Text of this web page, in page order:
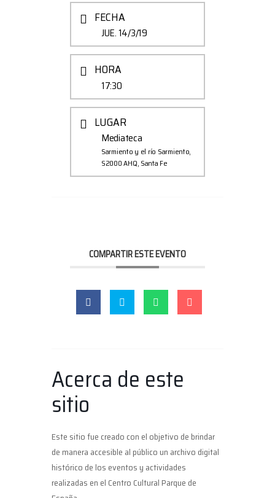
FECHA
JUE. 14/3/19
HORA
17:30
LUGAR
Mediateca
Sarmiento y el río Sarmiento,
S2000 AHQ, Santa Fe
COMPARTIR ESTE EVENTO
Acerca de este
sitio
Este sitio fue creado con el objetivo de brindar
de manera accesible al público un archivo digital
histórico de los eventos y actividades
realizadas en el Centro Cultural Parque de